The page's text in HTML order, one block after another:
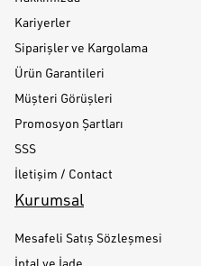
Kariyerler
Siparişler ve Kargolama
Ürün Garantileri
Müşteri Görüşleri
Promosyon Şartları
SSS
İletişim / Contact
Kurumsal
Mesafeli Satış Sözleşmesi
İptal ve İade